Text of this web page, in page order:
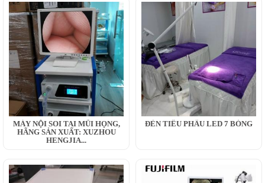
MÁY NỘI SOI TAI MŨI HỌNG,
HÃNG SẢN XUẤT: XUZHOU
HENGJIA...
ĐÈN TIỂU PHẪU LED 7 BÓNG